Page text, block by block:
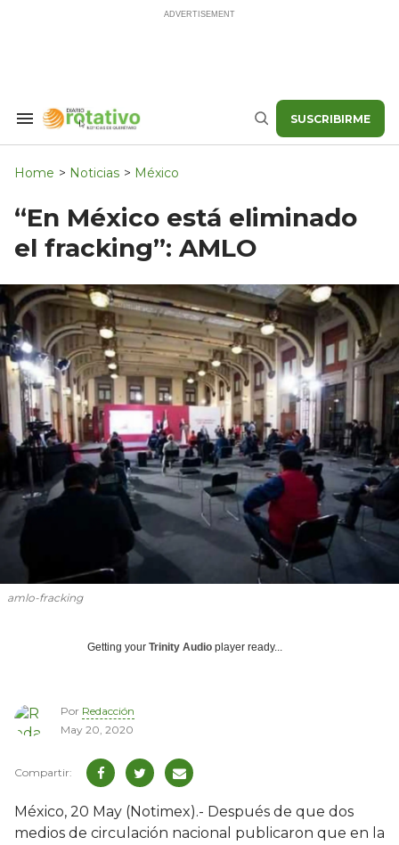
Search
Navigation
Buscar SUSCRIBIRME
Home > Noticias > México
“En México está eliminado
el fracking”: AMLO
amlo-fracking
Getting your Trinity Audio player ready...
Por Redacción
May 20, 2020
México, 20 May (Notimex).- Después de que dos
medios de circulación nacional publicaron que en la